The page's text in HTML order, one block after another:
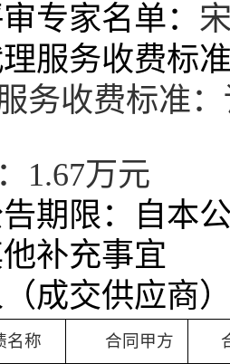
专家名单：
服务收费标
务收费标准
1.67万元
期限：
自本
补充事宜
成交供应商
名称 合同甲方